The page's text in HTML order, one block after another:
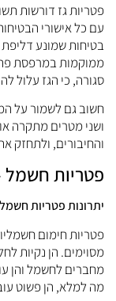
פטריות גז דורשות
עם כל אישורי הבטיחות
בטיחות שמונע דליפת
ממוקמות במרפסת
סגורה, כי הגז עלול
חשוב גם לשמור על
ושני מטרים מתקרה או
והחיבורים, ולתחזק
פטריות חשמל –
יתרונות פטריות חשמל
פטריות חימום
מסוימים. הן נקיות
מחברים לחשמל והן
מה למלא, הן פשוט